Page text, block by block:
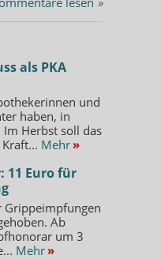
als PKA
und
haben, in
Herbst soll das
Mehr »
11 Euro für
Grippeimpfungen
Ab
um 3
Mehr »